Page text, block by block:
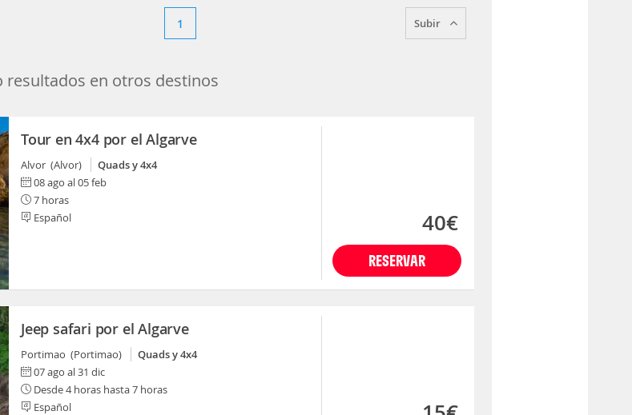
1 Subir
resultados en otros destinos
Tour en 4x4 por el Algarve
Alvor (Alvor)
Quads y 4x4
08 ago al 05 feb
7 horas
Español
RESERVAR
40€
Jeep safari por el Algarve
Portimao (Portimao)
Quads y 4x4
07 ago al 31 dic
Desde 4 horas hasta 7 horas
Español